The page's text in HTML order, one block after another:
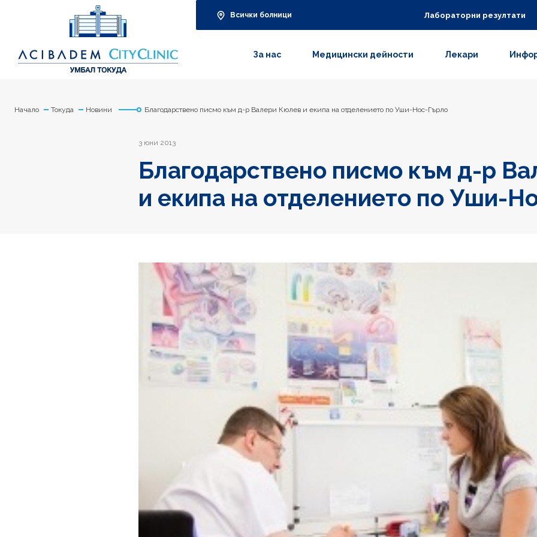
Всички болници Лабораторни резултати
За нас Медицински дейности Лекари
Начало Токуда Новини Благодарствено писмо към д-р Валери Кюлев и екипа на отделението по Уши-Нос-Гърло
3 юни 2013
Благодарствено писмо към д-р
и екипа на отделението по Уши-